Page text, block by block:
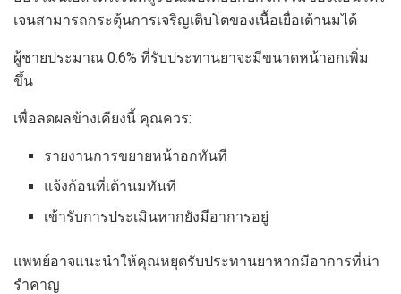
เจนสามารถกระตุ้นการเจริญเติบโตของเนื้อเยื่อเต้านมได้
ผู้ชายประมาณ 0.6% ที่รับประทานยาจะมีขนาดหน้าอกเพิ่ม
ขึ้น
เพื่อลดผลข้างเคียงนี้ คุณควร:
รายงานการขยายหน้าอกทันที
แจ้งก้อนที่เต้านมทันที
เข้ารับการประเมินหากยังมีอาการอยู่
แพทย์อาจแนะนำให้คุณหยุดรับประทานยาหากมีอาการที่น่า
รำคาญ